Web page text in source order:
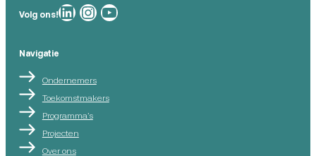
Volg ons!Breda Robotics op Breda Robotics op Instagram
Breda Robotics op
Navigatie
Ondernemers
Toekomstmakers
Programma’s
Projecten
Over ons